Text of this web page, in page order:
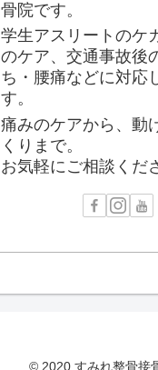
骨院です。
学生アスリートのケ
のケア、交通事故後
ち・腰痛などに対応
す。
痛みのケアから、動
くりまで。
お気軽にご相談くだ
© 2020 すみれ整骨接